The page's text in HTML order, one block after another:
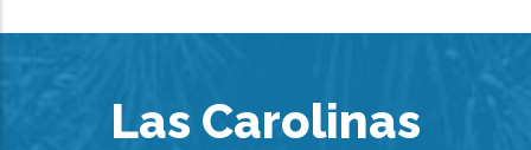
Las Carolinas